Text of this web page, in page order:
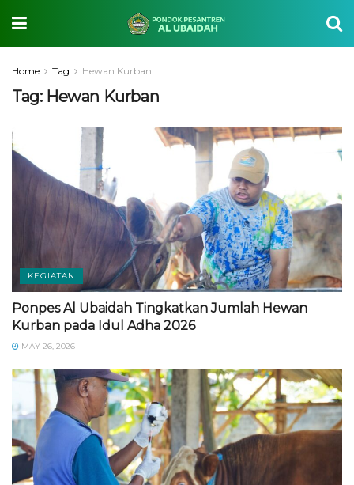
Home Tag Hewan Kurban
Tag: Hewan Kurban
KEGIATAN
Ponpes Al Ubaidah Tingkatkan Jumlah Hewan
Kurban pada Idul Adha 2026
MAY 26, 2026